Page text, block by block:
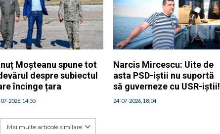
Moșteanu spune tot
despre subiectul
încinge țara
2026, 14:55
Narcis Mircescu: Uite de
asta PSD-iștii nu suportă
să guverneze cu USR-iștii!
24-07-2026, 18:04
Mai multe articole similare